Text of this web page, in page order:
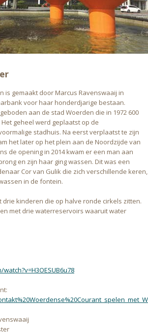
is gemaakt door Marcus Ravenswaaij in
voor haar honderdjarige bestaan.
aan de stad Woerden die in 1972 600
geheel werd geplaatst op de
stadhuis. Na eerst verplaatst te zijn
het later op het plein aan de Noordzijde van
de opening in 2014 kwam er een man aan
en zijn haar ging wassen. Dit was een
Cor van Gulik die zich verschillende keren,
in de fontein.
kinderen die op halve ronde cirkels zitten.
met drie waterreservoirs waaruit water